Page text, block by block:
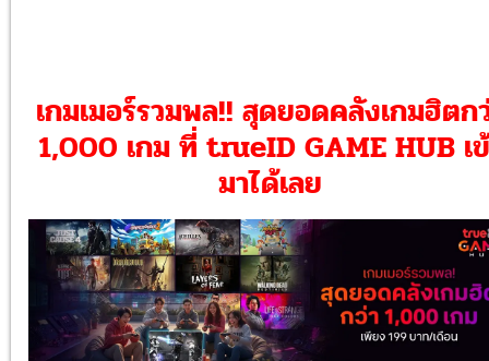
เกมเมอร์รวมพล!! สุดยอดคลังเกมฮิตก
1,000 เกม ที่ trueID GAME HUB เ
มาได้เลย